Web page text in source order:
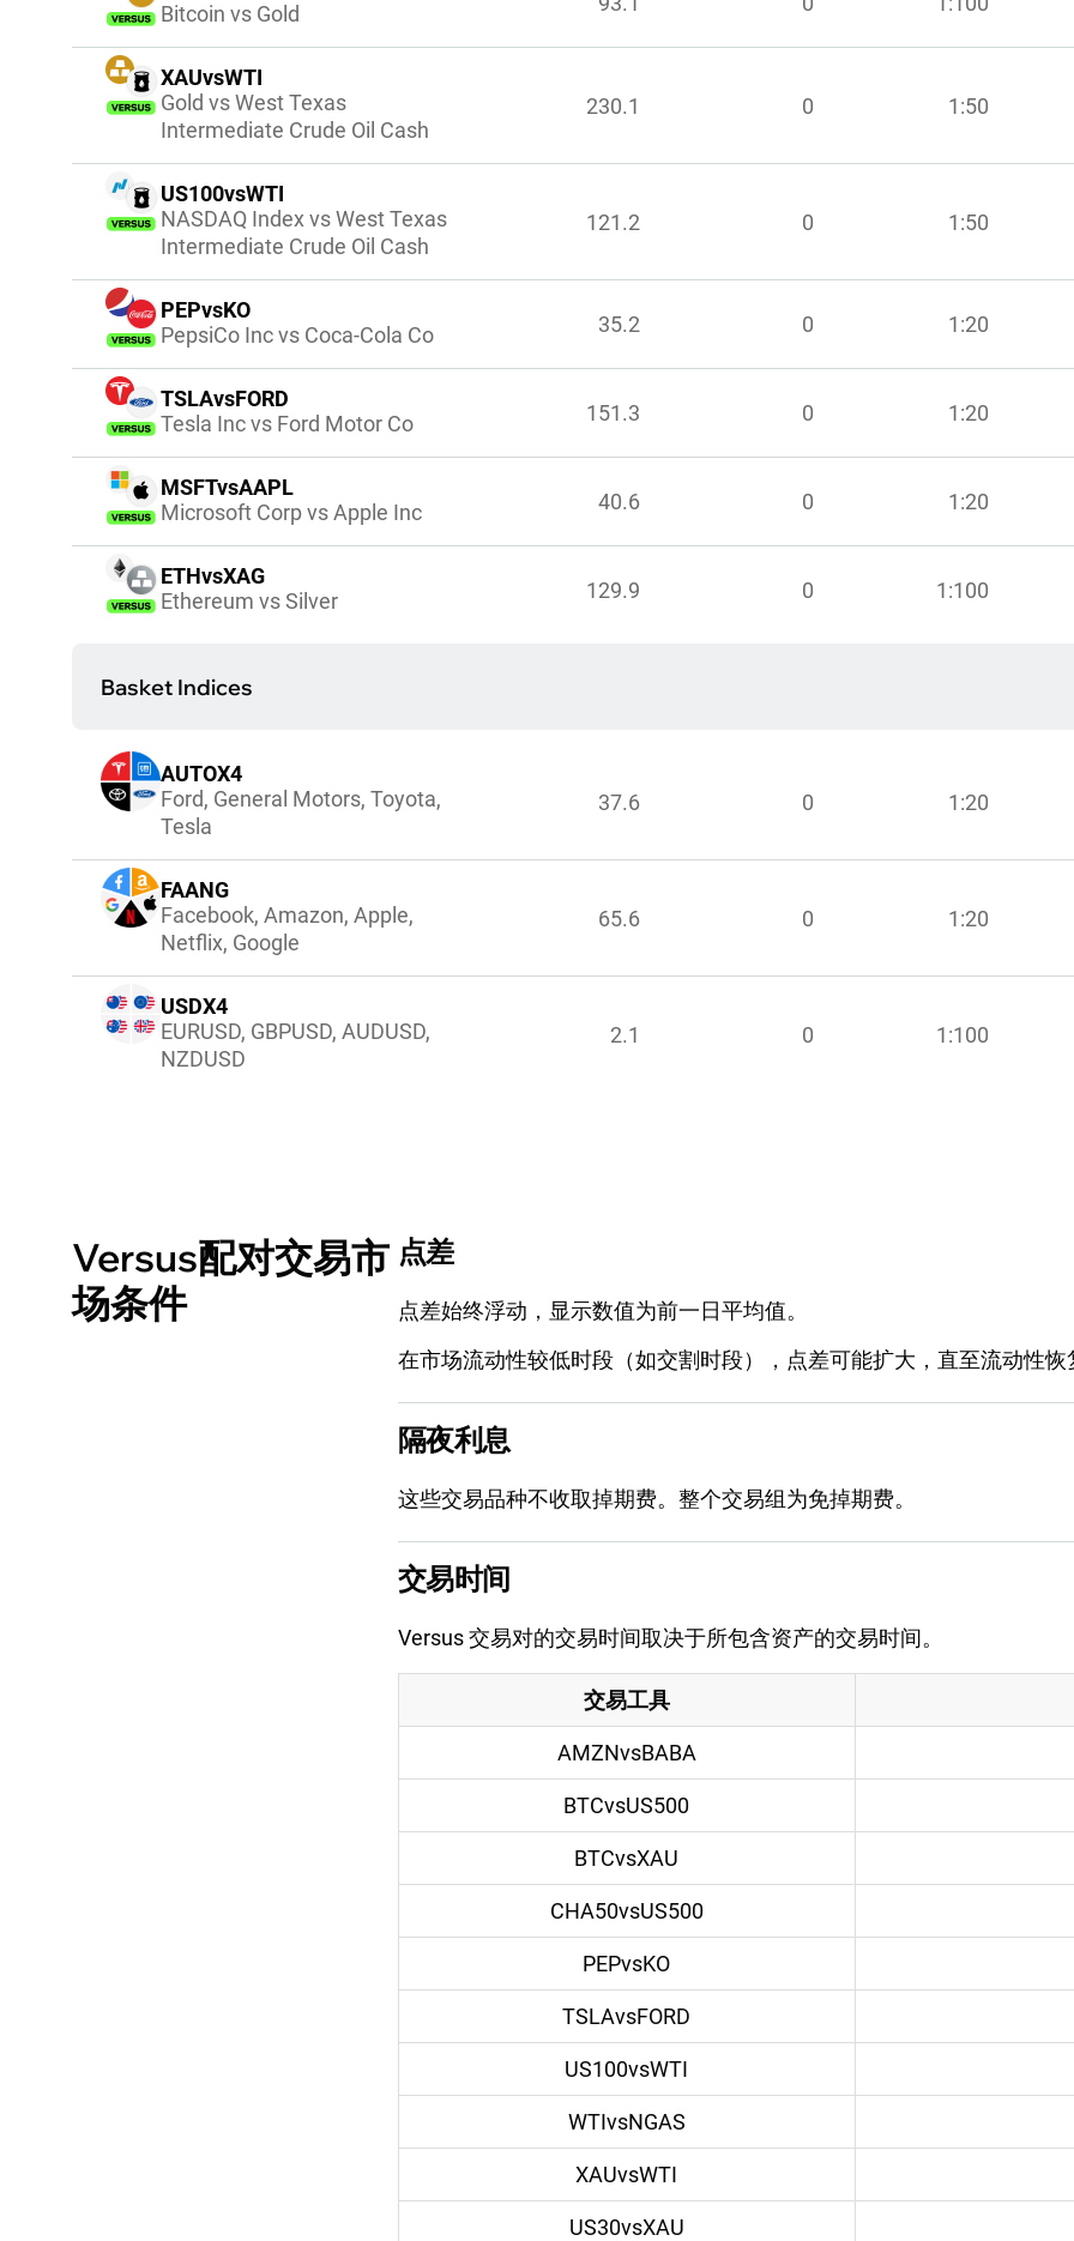
Bitcoin vs Gold
XAUvsWTI
Gold vs West Texas
Intermediate Crude Oil Cash
230.1 0 1:50
US100vsWTI
NASDAQ Index vs West Texas
Intermediate Crude Oil Cash
121.2 0 1:50
PEPvsKO
PepsiCo Inc vs Coca-Cola Co
35.2 0 1:20
TSLAvsFORD
Tesla Inc vs Ford Motor Co
151.3 0 1:20
MSFTvsAAPL
Microsoft Corp vs Apple Inc
40.6 0 1:20
ETHvsXAG
Ethereum vs Silver
129.9 0 1:100
Basket Indices
AUTOX4
Ford, General Motors, Toyota,
Tesla
37.6 0 1:20
FAANG
Facebook, Amazon, Apple,
Netflix, Google
65.6 0 1:20
USDX4
EURUSD, GBPUSD, AUDUSD,
NZDUSD
2.1 0 1:100
Versus配对交易市
场条件
点差
点差始终浮动，显示数值为前一日平均值。
在市场流动性较低时段（如交割时段），点差可能扩大，直至流动性恢
隔夜利息
这些交易品种不收取掉期费。整个交易组为免掉期费。
交易时间
Versus 交易对的交易时间取决于所包含资产的交易时间。
交易工具
AMZNvsBABA
BTCvsUS500
BTCvsXAU
CHA50vsUS500
PEPvsKO
TSLAvsFORD
US100vsWTI
WTIvsNGAS
XAUvsWTI
US30vsXAU